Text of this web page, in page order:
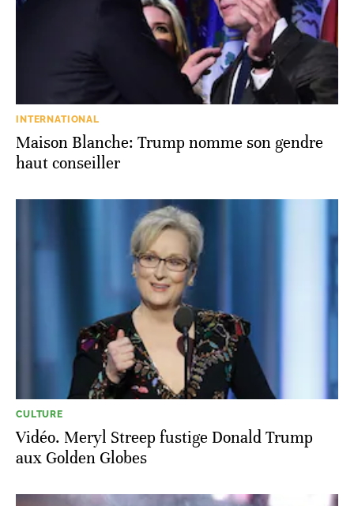
INTERNATIONAL
Maison Blanche: Trump nomme son gendre
haut conseiller
CULTURE
Vidéo. Meryl Streep fustige Donald Trump
aux Golden Globes